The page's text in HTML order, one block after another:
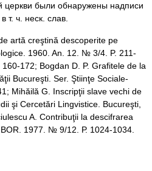
церкви были обнаружены надписи
т. ч. неск. слав.
artă creştină descoperite pe
1960. An. 12. № 3/4. P. 211-
172; Bogdan D. P. Grafitele de la
Bucureşti. Ser. Ştiinţe Sociale-
Mihăilă G. Inscripţii slave vechi de
şi Cercetări Lingvistice. Bucureşti,
A. Contribuţii la descifrarea
1977. № 9/12. Р. 1024-1034.